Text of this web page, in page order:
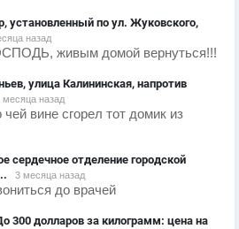
установленный по ул. Жуковского,
назад
живым домой вернуться!!!
улица Калининская, напротив
месяца назад
вине сгорел тот домик из
сердечное отделение городской
3 месяца назад
до врачей
300 долларов за килограмм: цена на